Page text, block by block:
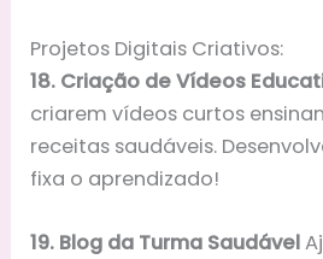
Projetos Digitais Criativos:
18. Criação de Vídeos
criarem vídeos curtos
receitas saudáveis.
fixa o aprendizado!
19. Blog da Turma Saudável